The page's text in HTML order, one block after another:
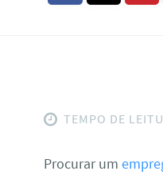
TEMPO DE
Procurar um